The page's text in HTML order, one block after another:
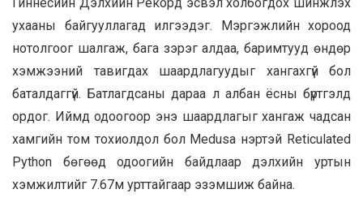
ухааны байгууллагад илгээдэг. Мэргэжлийн хороод
нотолгоог шалгаж, бага зэрэг алдаа, баримтууд өндөр
хэмжээний тавигдах шаардлагуудыг хангахгүй бол
баталдаггүй. Батлагдсаны дараа л албан ёсны бүртгэлд
ордог. Иймд одоогоор энэ шаардлагыг хангаж чадсан
хамгийн том тохиолдол бол Medusa нэртэй Reticulated
Python бөгөөд одоогийн байдлаар дэлхийн уртын
хэмжилтийг 7.67м урттайгаар эзэмшиж байна.